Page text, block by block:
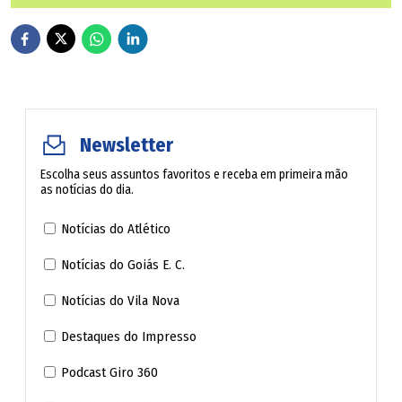
detido. Capturaram Guevara em seguida e o executaram a
sangue frio. O francês pegou uma pena de 30 anos. Seu
Barrientos, defendendo-o. Sartre e André Malraux
encabeçaram a campanha pela sua libertação. Soltaram-
no quase quatro anos depois. Voltou a Paris e morou com
o casal Yves Montand e Simone Signoret, que considera
Debray lançou no ano passado "Riens", nadas; neste,
"Tout", tudo. Diz no primeiro: "Muito decepcionante, uma
No outro: "Sem querer abusar dos privilégios da idade, um
Newsletter
Escolha seus assuntos favoritos e receba em primeira mão
as notícias do dia.
Notícias do Atlético
Notícias do Goiás E. C.
Notícias do Vila Nova
Destaques do Impresso
Podcast Giro 360